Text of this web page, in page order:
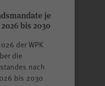
je
bis 2030
der WPK
die
nach
bis 2030
für den